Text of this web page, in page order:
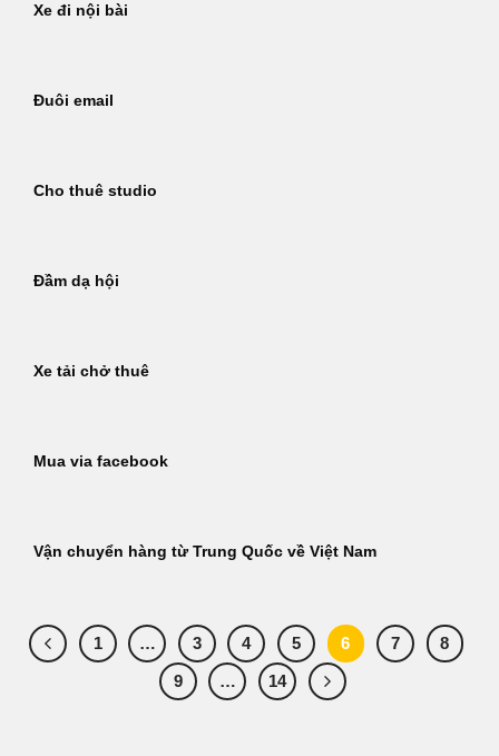
Xe đi nội bài
Đuôi email
Cho thuê studio
Đầm dạ hội
Xe tải chở thuê
Mua via facebook
Vận chuyển hàng từ Trung Quốc về Việt Nam
1 … 3 4 5 6 7
8
9
… 14